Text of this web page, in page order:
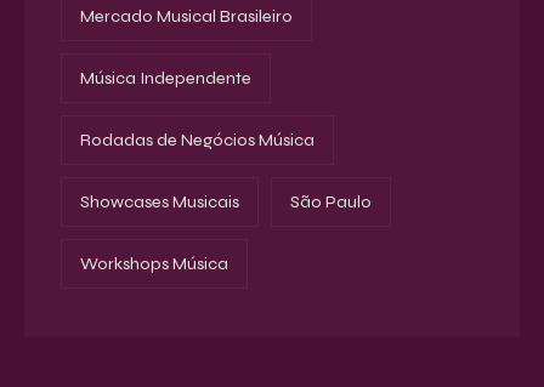
Mercado Musical Brasileiro
Música Independente
Rodadas de Negócios Música
Showcases Musicais São Paulo
Workshops Música